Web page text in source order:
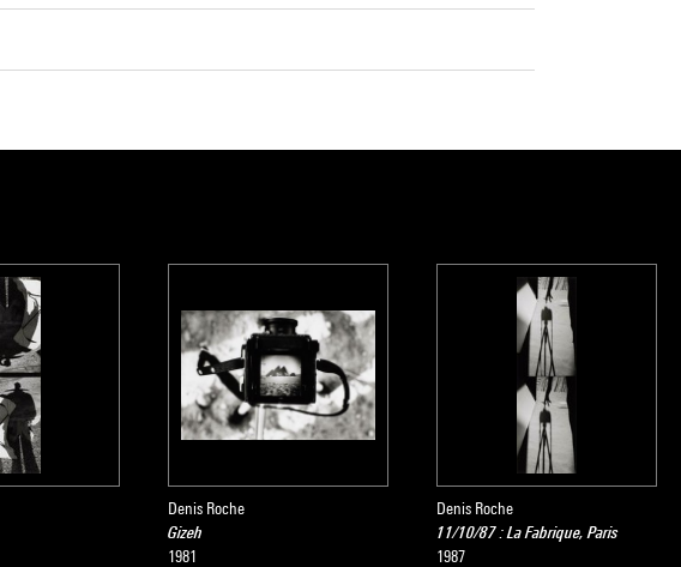
Denis Roche
Gizeh
1981
Denis Roche
11/10/87 : La Fabrique, Paris
1987